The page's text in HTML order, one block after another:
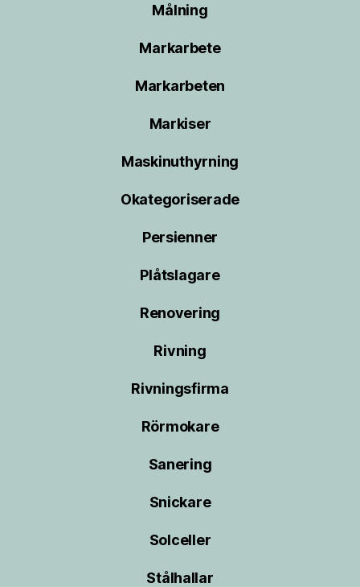
Målning
Markarbete
Markarbeten
Markiser
Maskinuthyrning
Okategoriserade
Persienner
Plåtslagare
Renovering
Rivning
Rivningsfirma
Rörmokare
Sanering
Snickare
Solceller
Stålhallar